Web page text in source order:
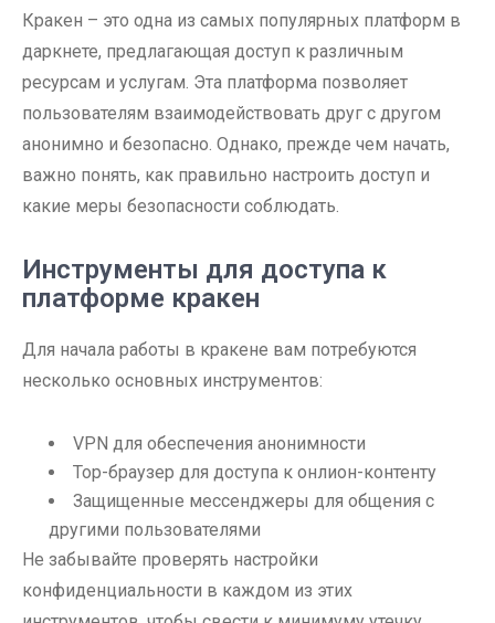
Кракен – это одна из самых популярных платформ в
даркнете, предлагающая доступ к различным
ресурсам и услугам. Эта платформа позволяет
пользователям взаимодействовать друг с другом
анонимно и безопасно. Однако, прежде чем начать,
важно понять, как правильно настроить доступ и
какие меры безопасности соблюдать.
Инструменты для доступа к
платформе кракен
Для начала работы в кракене вам потребуются
несколько основных инструментов:
VPN для обеспечения анонимности
Тор-браузер для доступа к онлион-контенту
Защищенные мессенджеры для общения с
другими пользователями
Не забывайте проверять настройки
конфиденциальности в каждом из этих